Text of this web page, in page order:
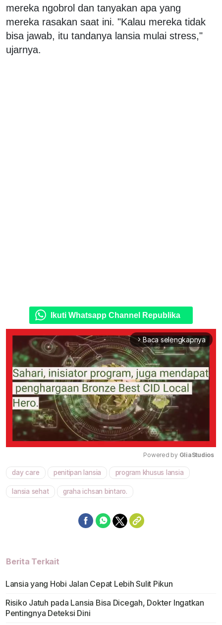
mereka ngobrol dan tanyakan apa yang
mereka rasakan saat ini. "Kalau mereka tidak
bisa jawab, itu tandanya lansia mulai stress,"
ujarnya.
Ikuti Whatsapp Channel Republika
arrow_forward_ios Baca selengkapnya
Mute
Powered by GliaStudios
day care penitipan lansia program khusus lansia
lansia sehat graha ichsan bintaro.
Berita Terkait
Lansia yang Hobi Jalan Cepat Lebih Sulit Pikun
Risiko Jatuh pada Lansia Bisa Dicegah, Dokter Ingatkan
Pentingnya Deteksi Dini